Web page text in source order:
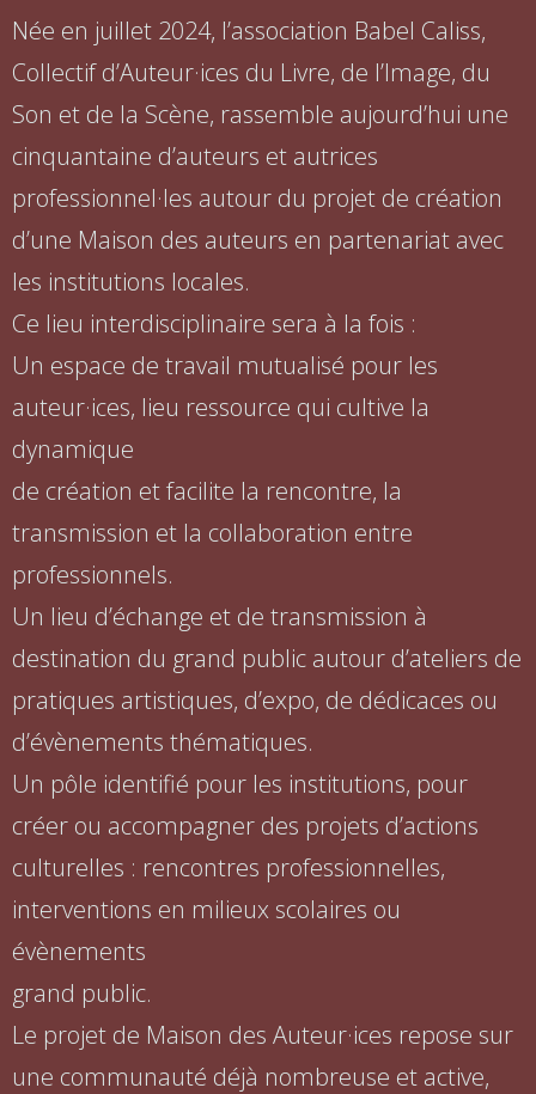
Née en juillet 2024, l’association Babel Caliss,
Collectif d’Auteur·ices du Livre, de l’Image, du
Son et de la Scène, rassemble aujourd’hui une
cinquantaine d’auteurs et autrices
professionnel·les autour du projet de création
d’une Maison des auteurs en partenariat avec
les institutions locales.
Ce lieu interdisciplinaire sera à la fois :
Un espace de travail mutualisé pour les
auteur·ices, lieu ressource qui cultive la
dynamique
de création et facilite la rencontre, la
transmission et la collaboration entre
professionnels.
Un lieu d’échange et de transmission à
destination du grand public autour d’ateliers de
pratiques artistiques, d’expo, de dédicaces ou
d’évènements thématiques.
Un pôle identifié pour les institutions, pour
créer ou accompagner des projets d’actions
culturelles : rencontres professionnelles,
interventions en milieux scolaires ou
évènements
grand public.
Le projet de Maison des Auteur·ices repose sur
une communauté déjà nombreuse et active,